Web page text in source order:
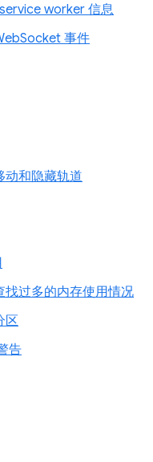
worker 信息
事件
动和隐藏轨道
找过多的内存使用情况
区
告